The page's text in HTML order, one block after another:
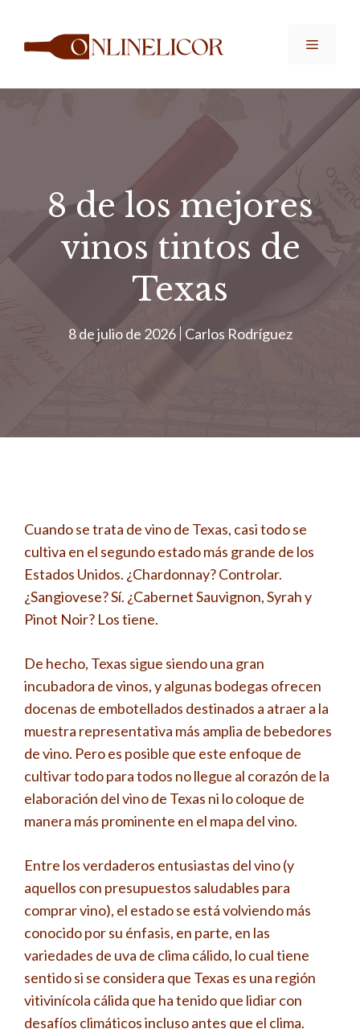
contenido
Menú
8 de los mejores
vinos tintos de
Texas
8 de julio de 2026 Carlos Rodríguez
Cuando se trata de vino de Texas, casi todo se
cultiva en el segundo estado más grande de los
Estados Unidos. ¿Chardonnay? Controlar.
¿Sangiovese? Sí. ¿Cabernet Sauvignon, Syrah y
Pinot Noir? Los tiene.
De hecho, Texas sigue siendo una gran
incubadora de vinos, y algunas bodegas ofrecen
docenas de embotellados destinados a atraer a la
muestra representativa más amplia de bebedores
de vino. Pero es posible que este enfoque de
cultivar todo para todos no llegue al corazón de la
elaboración del vino de Texas ni lo coloque de
manera más prominente en el mapa del vino.
Entre los verdaderos entusiastas del vino (y
aquellos con presupuestos saludables para
comprar vino), el estado se está volviendo más
conocido por su énfasis, en parte, en las
variedades de uva de clima cálido, lo cual tiene
sentido si se considera que Texas es una región
vitivinícola cálida que ha tenido que lidiar con
desafíos climáticos incluso antes que el clima.